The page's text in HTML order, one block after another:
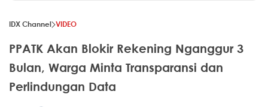
IDX Channel VIDEO
PPATK Akan Blokir Rekening Nganggur 3
Bulan, Warga Minta Transparansi dan
Perlindungan Data